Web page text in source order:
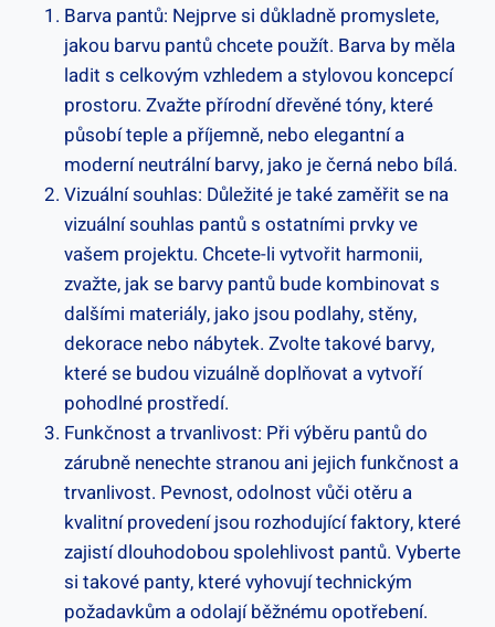
Barva pantů: Nejprve si důkladně promyslete,
jakou barvu pantů chcete použít. Barva by měla
ladit s celkovým vzhledem a stylovou koncepcí
prostoru. Zvažte přírodní dřevěné tóny, které
působí teple a příjemně, nebo elegantní a
moderní neutrální barvy, jako je černá nebo bílá.
Vizuální souhlas: Důležité je také zaměřit se na
vizuální souhlas pantů s ostatními prvky ve
vašem projektu. Chcete-li vytvořit harmonii,
zvažte, jak se barvy pantů bude kombinovat s
dalšími materiály, jako jsou podlahy, stěny,
dekorace nebo nábytek. Zvolte takové barvy,
které se budou vizuálně doplňovat a vytvoří
pohodlné prostředí.
Funkčnost a trvanlivost: Při výběru pantů do
zárubně nenechte stranou ani jejich funkčnost a
trvanlivost. Pevnost, odolnost vůči otěru a
kvalitní provedení jsou rozhodující faktory, které
zajistí dlouhodobou spolehlivost pantů. Vyberte
si takové panty, které vyhovují technickým
požadavkům a odolají běžnému opotřebení.